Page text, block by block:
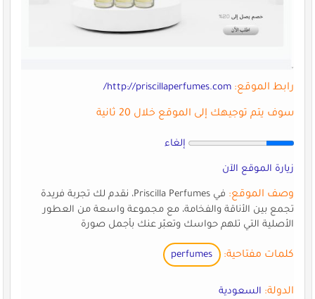
رابط الموقع: http://priscillaperfumes.com/
سوف يتم توجيهك إلى الموقع خلال 20 ثانية
إلغاء
زيارة الموقع الآن
وصف الموقع:
في Priscilla Perfumes، نقدم لك تجربة فريدة
تجمع بين الأناقة والفخامة، مع مجموعة واسعة من العطور
الأصلية التي تلهم حواسك وتعبّر عنك بأجمل صورة
كلمات مفتاحية: perfumes
الدولة: السعودية